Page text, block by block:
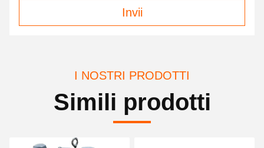
Invii
I NOSTRI PRODOTTI
Simili prodotti